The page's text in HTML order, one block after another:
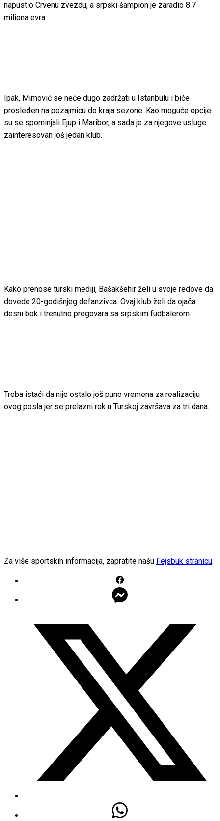
napustio Crvenu zvezdu, a srpski šampion je zaradio 8.7
miliona evra.
Ipak, Mimović se neće dugo zadržati u Istanbulu i biće
prosleđen na pozajmicu do kraja sezone. Kao moguće opcije
su se spominjali Ejup i Maribor, a sada je za njegove usluge
zainteresovan još jedan klub.
Kako prenose turski mediji, Bašakšehir želi u svoje redove da
dovede 20-godišnjeg defanzivca. Ovaj klub želi da ojača
desni bok i trenutno pregovara sa srpskim fudbalerom.
Treba istaći da nije ostalo još puno vremena za realizaciju
ovog posla jer se prelazni rok u Turskoj završava za tri dana.
Za više sportskih informacija, zapratite našu Fejsbuk stranicu.